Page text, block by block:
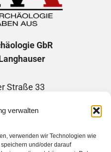
verwalten
verwenden wir Technologien wie
und/oder darauf
GbR
Straße 33
archaeologie.de